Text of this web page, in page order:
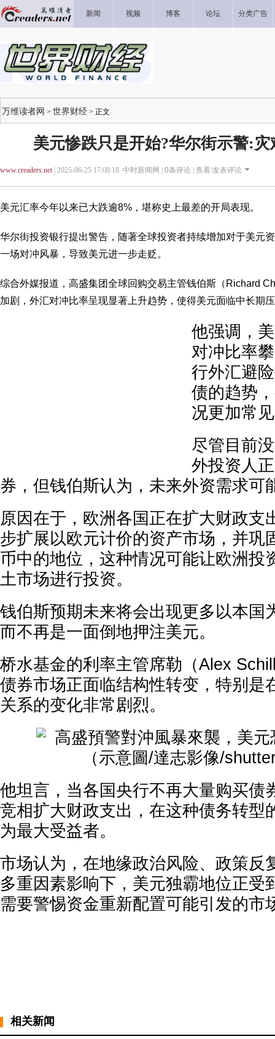
新闻 视频 博客 论坛 分类广告
万维读者网 > 世界财经 > 正文
美元惨跌只是开始?华尔街示警:
www.creaders.net| 2025-06-25 17:08:18 中时新闻网 | 0条评论 | 查看/发表评论
美元汇率今年以来已大跌逾8%，堪称史上最差的开局表现。
华尔街投资银行提出警告，随著全球投资者持续增加对于美元
一场对冲风暴，导致美元进一步走贬。
综合外媒报道，高盛集团全球回购交易主管钱伯斯（Richard
加剧，外汇对冲比率呈现显著上升趋势，使得美元面临中长期
他强调，
对冲比率
行外汇避
债的趋势
况更加常
尽管目前
外投资人
券，但钱伯斯认为，未来外资需求可
原因在于，欧洲各国正在扩大财政支
步扩展以欧元计价的资产市场，并巩
币中的地位，这种情况可能让欧洲投
土市场进行投资。
钱伯斯预期未来将会出现更多以本国
而不再是一面倒地押注美元。
桥水基金的利率主管席勒（Alex
债券市场正面临结构性转变，特别是
关系的变化非常剧烈。
他坦言，当各国央行不再大量购买债
竞相扩大财政支出，在这种债务转型
为最大受益者。
市场认为，在地缘政治风险、政策反
多重因素影响下，美元独霸地位正受
需要警惕资金重新配置可能引发的市
相关新闻